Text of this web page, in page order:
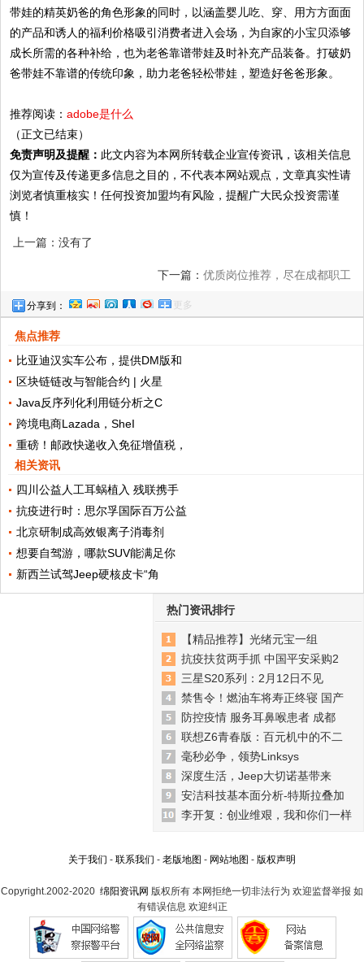
带娃的精英奶爸的角色形象的同时，以涵盖婴儿吃、穿、用方方面面
的产品和诱人的福利价格吸引消费者进入会场，为自家的小宝贝添够
成长所需的各种补给，也为老爸靠谱带娃及时补充产品装备。打破奶
爸带娃不靠谱的传统印象，助力老爸轻松带娃，塑造好爸爸形象。
推荐阅读：adobe是什么
（正文已结束）
免责声明及提醒： 此文内容为本网所转载企业宣传资讯，该相关信息
仅为宣传及传递更多信息之目的，不代表本网站观点，文章真实性请
浏览者慎重核实！任何投资加盟均有风险，提醒广大民众投资需谨
慎！
上一篇：没有了
下一篇： 优质岗位推荐，尽在成都职工
分享到： 更多
焦点推荐
比亚迪汉实车公布，提供DM版和
区块链链改与智能合约 | 火星
Java反序列化利用链分析之C
跨境电商Lazada，SheI
重磅！邮政快递收入免征增值税，
相关资讯
四川公益人工耳蜗植入 残联携手
抗疫进行时：思尔孚国际百万公益
北京研制成高效银离子消毒剂
想要自驾游，哪款SUV能满足你
新西兰试驾Jeep硬核皮卡“角
热门资讯排行
【精品推荐】光绪元宝一组
抗疫扶贫两手抓 中国平安采购2
三星S20系列：2月12日不见
禁售令！燃油车将寿正终寝 国产
防控疫情 服务耳鼻喉患者 成都
联想Z6青春版：百元机中的不二
毫秒必争，领势Linksys
深度生活，Jeep大切诺基带来
安洁科技基本面分析-特斯拉叠加
李开复：创业维艰，我和你们一样
关于我们 - 联系我们 - 老版地图 - 网站地图 - 版权声明
Copyright.2002-2020 绵阳资讯网 版权所有 本网拒绝一切非法行为 欢迎监督举报 如
有错误信息 欢迎纠正